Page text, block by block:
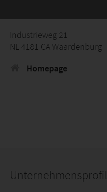
Industrieweg 21
NL 4181 CA Waardenburg
Homepage
Unternehmensprofil